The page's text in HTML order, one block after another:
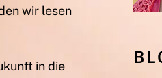
wir lesen
in die